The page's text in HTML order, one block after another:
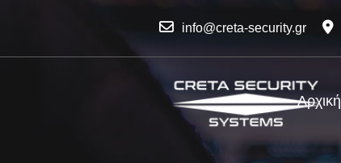
info@creta-security.gr
Αρχική